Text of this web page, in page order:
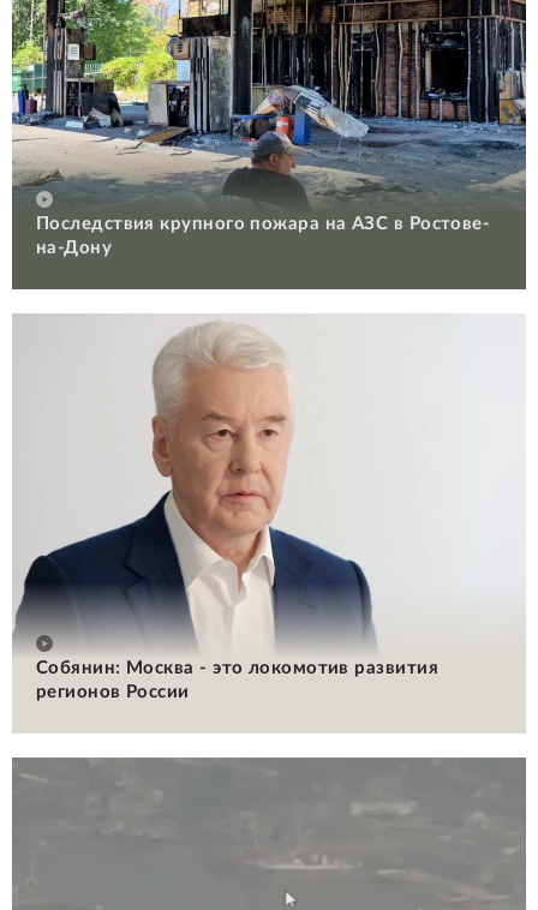
Последствия крупного пожара на АЗС в Ростове-
на-Дону
Собянин: Москва - это локомотив развития
регионов России